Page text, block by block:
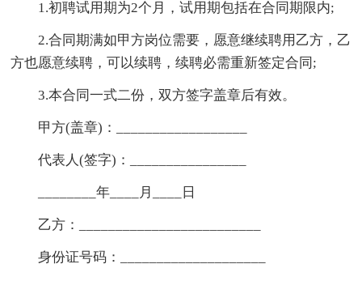
1.初聘试用期为2个月，试用期包括在合同期限内;
2.合同期满如甲方岗位需要，愿意继续聘用乙方，乙
方也愿意续聘，可以续聘，续聘必需重新签定合同;
3.本合同一式二份，双方签字盖章后有效。
甲方(盖章)：__________________
代表人(签字)：________________
________年____月____日
乙方：_________________________
身份证号码：____________________